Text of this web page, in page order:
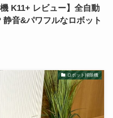
K11+ レビュー】全自動
音&パワフルなロボット
ロボット掃除機